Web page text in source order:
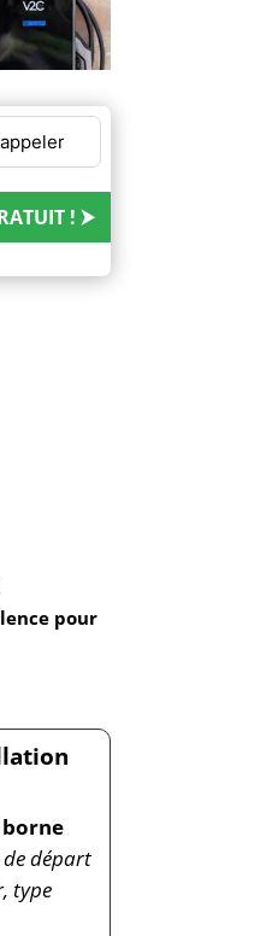
! ⮞
pour
départ
type